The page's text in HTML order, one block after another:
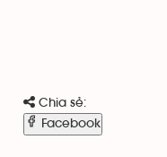
Chia sẻ:
Facebook